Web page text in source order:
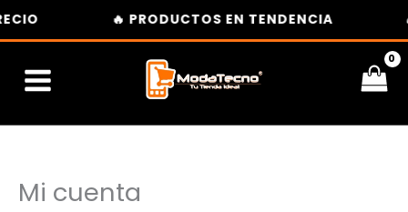
🔥 PRODUCTOS EN TENDENCIA
Mi cuenta